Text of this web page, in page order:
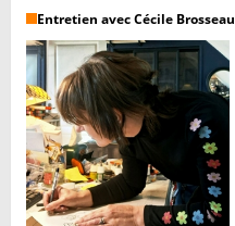
Entretien avec Cécile Brosseau